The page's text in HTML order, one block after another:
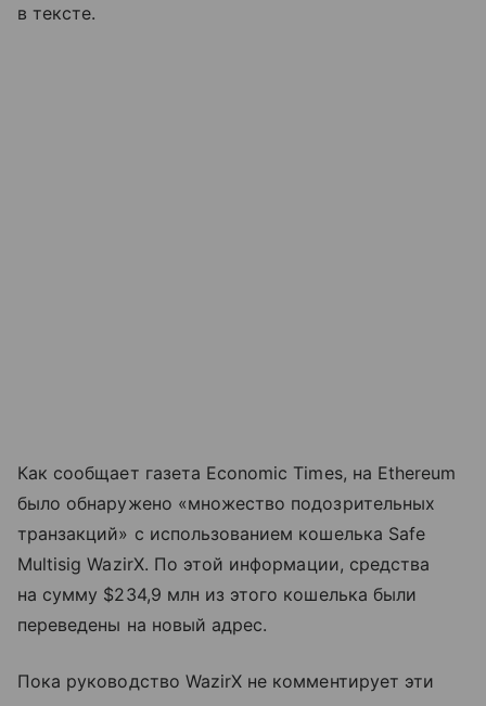
в тексте.
Как сообщает газета Economic Times, на Ethereum
было обнаружено «множество подозрительных
транзакций» с использованием кошелька Safe
Multisig WazirX. По этой информации, средства
на сумму $234,9 млн из этого кошелька были
переведены на новый адрес.
Пока руководство WazirX не комментирует эти